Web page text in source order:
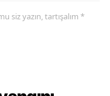
siz yazın, tartışalım *